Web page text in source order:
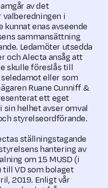
av det
i
enas avseende
sammansättning
Ledamöter utsedda
och Alecta ansåg att
skulle föreslås till
eller som
Ruane Cunniff &
ett eget
helhet avser omval
styrelseordförande.
ställningstagande
hantering av
om 15 MUSD (i
VD som bolaget
2019. Enligt vår